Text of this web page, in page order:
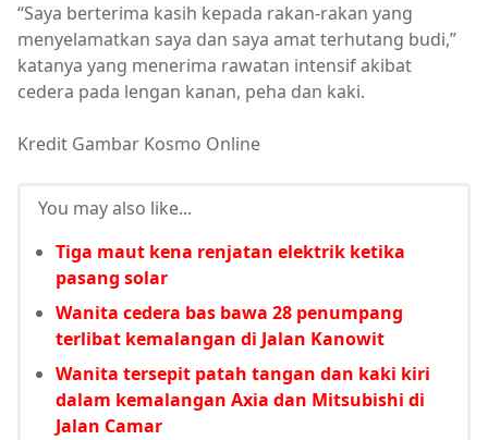
“Saya berterima kasih kepada rakan-rakan yang
menyelamatkan saya dan saya amat terhutang budi,”
katanya yang menerima rawatan intensif akibat
cedera pada lengan kanan, peha dan kaki.
Kredit Gambar Kosmo Online
You may also like...
Tiga maut kena renjatan elektrik ketika
pasang solar
Wanita cedera bas bawa 28 penumpang
terlibat kemalangan di Jalan Kanowit
Wanita tersepit patah tangan dan kaki kiri
dalam kemalangan Axia dan Mitsubishi di
Jalan Camar